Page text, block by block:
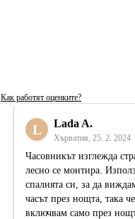
Как работят оценките?
L Lada A.
Хърватия 25. 2. 2024
Часовникът изглежда
лесно се монтира.
спалнята си, за да
часът през нощта, така
включвам само през